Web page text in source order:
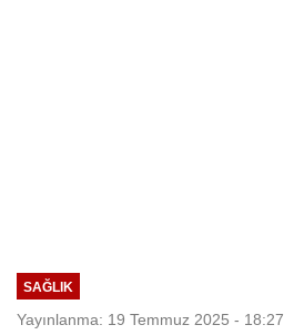
SAĞLIK
Yayınlanma: 19 Temmuz 2025 - 18:27